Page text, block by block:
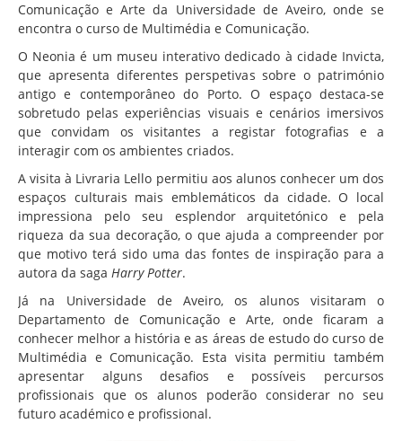
Horários
Serviços
Secretarias
Bibliotecas
Reprografias/Papelarias
Bufetes/Bares
Refeitórios
SPO
Contactos
Comunicação e Arte da Universidade de Aveiro, onde se
encontra o curso de Multimédia e Comunicação.
O Neonia é um museu interativo dedicado à cidade Invicta,
que apresenta diferentes perspetivas sobre o património
antigo e contemporâneo do Porto. O espaço destaca-se
sobretudo pelas experiências visuais e cenários imersivos
que convidam os visitantes a registar fotografias e a
interagir com os ambientes criados.
A visita à Livraria Lello permitiu aos alunos conhecer um dos
espaços culturais mais emblemáticos da cidade. O local
impressiona pelo seu esplendor arquitetónico e pela
riqueza da sua decoração, o que ajuda a compreender por
que motivo terá sido uma das fontes de inspiração para a
autora da saga Harry Potter.
Já na Universidade de Aveiro, os alunos visitaram o
Departamento de Comunicação e Arte, onde ficaram a
conhecer melhor a história e as áreas de estudo do curso de
Multimédia e Comunicação. Esta visita permitiu também
apresentar alguns desafios e possíveis percursos
profissionais que os alunos poderão considerar no seu
futuro académico e profissional.